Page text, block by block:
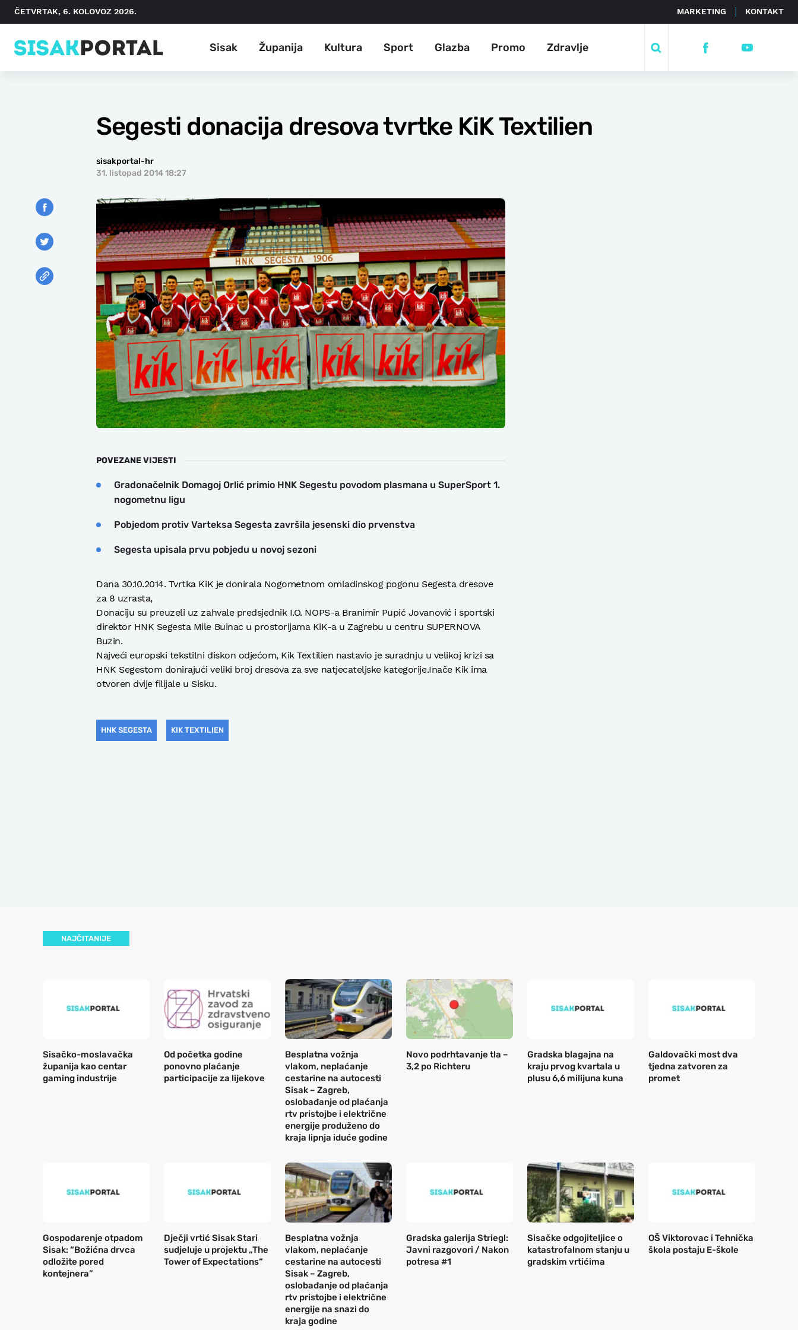
ČETVRTAK, 6. KOLOVOZ 2026. MARKETING KONTAKT
Sisak Županija Kultura Sport Glazba Promo Zdravlje
Segesti donacija dresova tvrtke KiK Textilien
sisakportal-hr
31. listopad 2014 18:27
POVEZANE VIJESTI
Gradonačelnik Domagoj Orlić primio HNK Segestu povodom plasmana u SuperSport 1.
nogometnu ligu
Pobjedom protiv Varteksa Segesta završila jesenski dio prvenstva
Segesta upisala prvu pobjedu u novoj sezoni
Dana 30.10.2014. Tvrtka KiK je donirala Nogometnom omladinskog pogonu Segesta dresove
za 8 uzrasta,
Donaciju su preuzeli uz zahvale predsjednik I.O. NOPS-a Branimir Pupić Jovanović i sportski
direktor HNK Segesta Mile Buinac u prostorijama KiK-a u Zagrebu u centru SUPERNOVA
Buzin.
Najveći europski tekstilni diskon odjećom, Kik Textilien nastavio je suradnju u velikoj krizi sa
HNK Segestom donirajući veliki broj dresova za sve natjecateljske kategorije.Inače Kik ima
otvoren dvije filijale u Sisku.
HNK SEGESTA KIK TEXTILIEN
NAJČITANIJE
Sisačko-moslavačka
županija kao centar
gaming industrije
Od početka godine
ponovno plaćanje
participacije za lijekove
Besplatna vožnja
vlakom, neplaćanje
cestarine na autocesti
Sisak – Zagreb,
oslobađanje od plaćanja
rtv pristojbe i električne
energije produženo do
kraja lipnja iduće godine
Novo podrhtavanje tla –
3,2 po Richteru
Gradska blagajna na
kraju prvog kvartala u
plusu 6,6 milijuna kuna
Galdovački most dva
tjedna zatvoren za
promet
Gospodarenje otpadom
Sisak: “Božićna drvca
odložite pored
kontejnera”
Dječji vrtić Sisak Stari
sudjeluje u projektu „The
Tower of Expectations“
Besplatna vožnja
vlakom, neplaćanje
cestarine na autocesti
Sisak – Zagreb,
oslobađanje od plaćanja
rtv pristojbe i električne
energije na snazi do
kraja godine
Gradska galerija Striegl:
Javni razgovori / Nakon
potresa #1
Sisačke odgojiteljice o
katastrofalnom stanju u
gradskim vrtićima
OŠ Viktorovac i Tehnička
škola postaju E-škole